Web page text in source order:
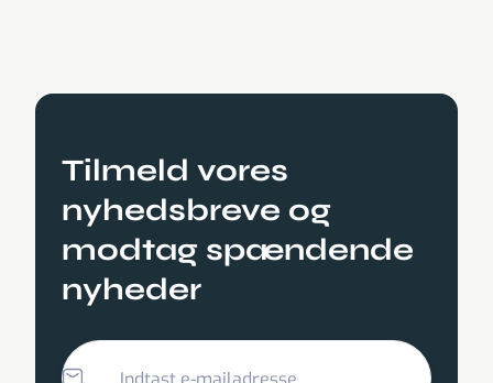
Tilmeld vores
nyhedsbreve og
modtag spændende
nyheder